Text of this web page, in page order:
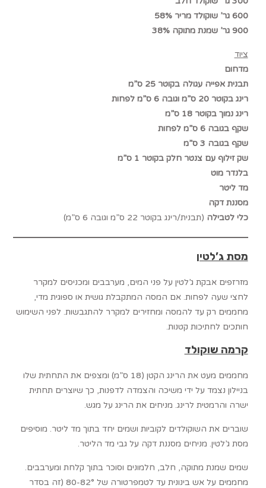
600 גר’ שוקולד מריר 58%
900 גר’ שמנת מתוקה 38%
ציוד
מדחום
תבנית אפייה עגולה בקוטר 25 ס”מ
רינג בקוטר 20 ס”מ וגובה 6 ס”מ לפחות
רינג נמוך בקוטר 18 ס”מ
שקף בגובה 6 ס”מ לפחות
שקף בגובה 3 ס”מ
שק זילוף עם צנטר חלק בקוטר 1 ס”מ
בלנדר מוט
מד ליטר
מסננת דקה
כלי לטבילה (תבנית/רינג בקוטר 22 ס”מ וגובה 6 ס”מ)
מסת ג’לטין
מזרזפים אבקת ג’לטין על פני המים, מערבבים ומכניסים למקרר
לחצי שעה לפחות. אם המסה המתקבלת גושית או ספוגית מדי,
מחממים רק עד להמסה ומחזירים למקרר להתגבשות. לפני השימוש
חותכים לחתיכות קטנות.
קרמה שוקולד
מחממים מעט את הרינג הקטן (18 ס”מ) ומצפים את התחתית שלו
בניילון נצמד על ידי משיכה והצמדה לדפנות, כך שיוצרים תחתית
ישרה והרמטית לרינג. מניחים את הרינג על מגש.
שוברים את השוקולדים לקוביות ושמים יחד בתוך מד ליטר. מוסיפים
מסת ג’לטין. מניחים מסננת דקה על גבי מד הליטר.
שמים שמנת מתוקה, חלב, חלמונים וסוכר בתוך קלחת ומערבבים.
מחממים על אש בינונית עד לטמפרטורה של 80-82° (זה בסדר